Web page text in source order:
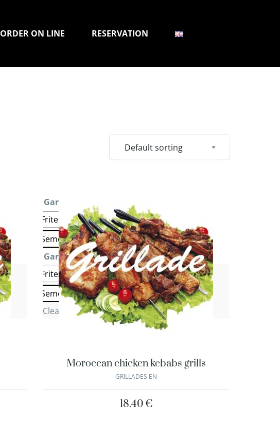
ORDER ON LINE RESERVATION
Default sorting
Garniture 1
Frites
Salade Marocaine
Salade verte
Semoule
Garniture 2: Semoule
Frites
Salade Marocaine
Salade verte
Semoule
Clear
Moroccan chicken kebabs grills
GRILLADES EN
18.40 €